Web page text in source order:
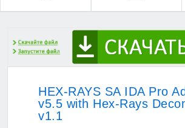
HEX-RAYS SA IDA Pro
v5.5 with Hex-Rays
v1.1